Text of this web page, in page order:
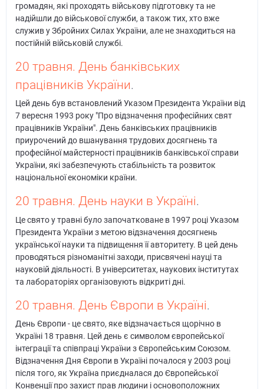
громадян, які проходять військову підготовку та не
надійшли до військової служби, а також тих, хто вже
служив у Збройних Силах України, але не знаходиться на
постійній військовій службі.
20 травня. День банківських
працівників України.
Цей день був встановлений Указом Президента України від
7 вересня 1993 року "Про відзначення професійних свят
працівників України". День банківських працівників
приурочений до вшанування трудових досягнень та
професійної майстерності працівників банківської справи
України, які забезпечують стабільність та розвиток
національної економіки країни.
20 травня. День науки в Україні.
Це свято у травні було започатковане в 1997 році Указом
Президента України з метою відзначення досягнень
української науки та підвищення її авторитету. В цей день
проводяться різноманітні заходи, присвячені науці та
науковій діяльності. В університетах, наукових інститутах
та лабораторіях організовують відкриті дні.
20 травня. День Європи в Україні.
День Європи - це свято, яке відзначається щорічно в
Україні 18 травня. Цей день є символом європейської
інтеграції та співпраці України з Європейським Союзом.
Відзначення Дня Європи в Україні почалося у 2003 році
після того, як Україна приєдналася до Європейської
Конвенції про захист прав людини і основоположних